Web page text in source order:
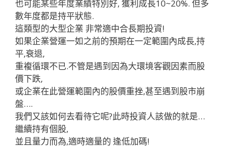
也可能某些年度業績特別好, 獲利成長10~20%. 但多
數年度都是持平狀態.
這類型的大型企業 非常適中合長期投資!
如果企業營運一如之前的預期在一定範圍內成長,持
平,衰退,
重複循環不已.不管是遇到因為大環境客觀因素而股
價下跌,
或企業在此營運範圍內的股價重挫,甚至遇到股市崩
盤….
我們又該如何去看待它呢?此時投資人該做的就是…
繼續持有個股,
並且量力而為,適時適量的 逢低加碼!